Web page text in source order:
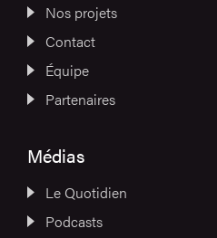
Nos projets
Contact
Équipe
Partenaires
Médias
Le Quotidien
Podcasts